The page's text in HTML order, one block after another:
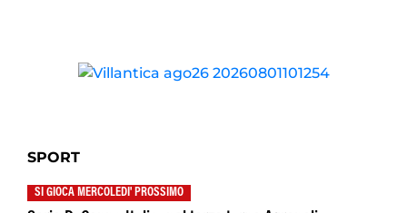
SPORT
SI GIOCA MERCOLEDI' PROSSIMO